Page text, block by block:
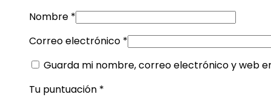
Nombre *
Correo electrónico *
Guarda mi nombre, correo electrónico y web
Tu puntuación *